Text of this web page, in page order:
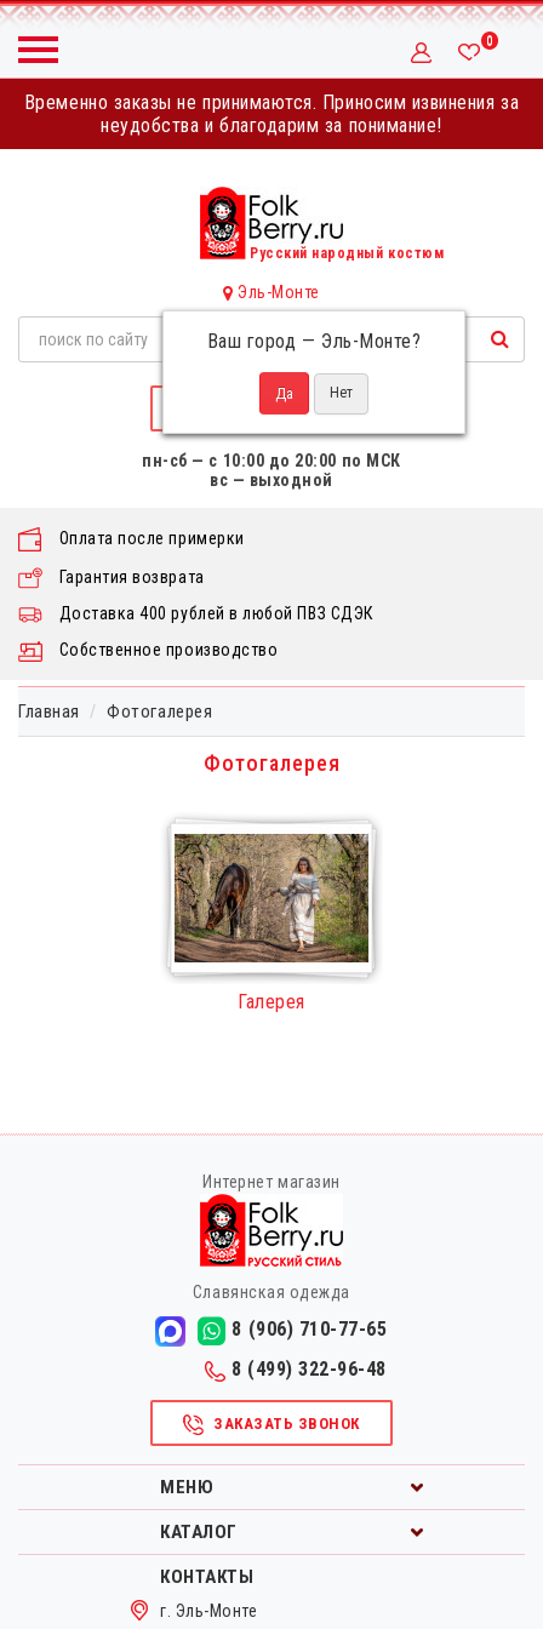
Временно заказы не принимаются. Приносим извинения за
неудобства и благодарим за понимание!
0
Русский народный костюм
Эль-Монте
Ваш город — Эль-Монте?
НАПИСАТЬ НАМ
пн-сб — с 10:00 до 20:00 по МСК
вс — выходной
Собственное производство
Оплата после примерки
Гарантия возврата
Доставка 400 рублей в любой ПВЗ СДЭК
Главная Фотогалерея
Фотогалерея
Галерея
Интернет магазин
Славянская одежда
8 (906) 710-77-65
8 (499) 322-96-48
ЗАКАЗАТЬ ЗВОНОК
МЕНЮ
КАТАЛОГ
КОНТАКТЫ
г. Эль-Монте